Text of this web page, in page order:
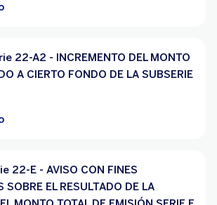
22-A2 - INCREMENTO DEL MONTO
A CIERTO FONDO DE LA SUBSERIE
22-E - AVISO CON FINES
SOBRE EL RESULTADO DE LA